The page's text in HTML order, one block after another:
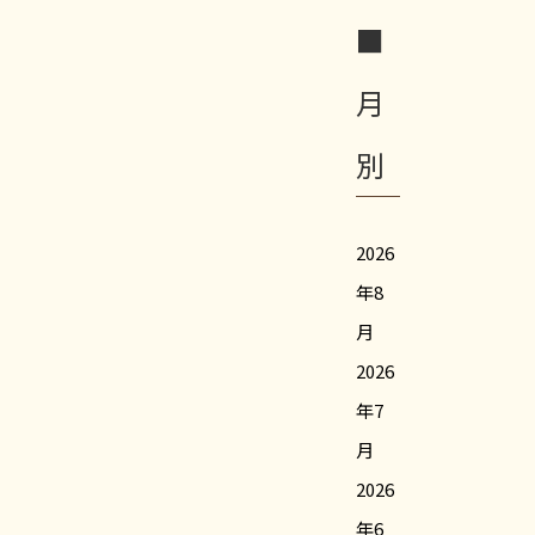
■
月
別
2026
年8
月
2026
年7
月
2026
年6